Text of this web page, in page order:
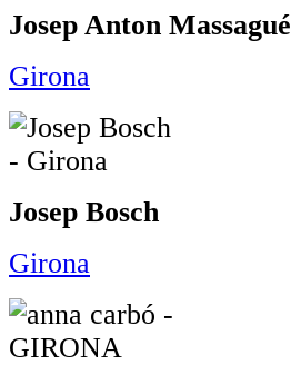
Josep Anton Massagué
Girona
Josep Bosch
Girona